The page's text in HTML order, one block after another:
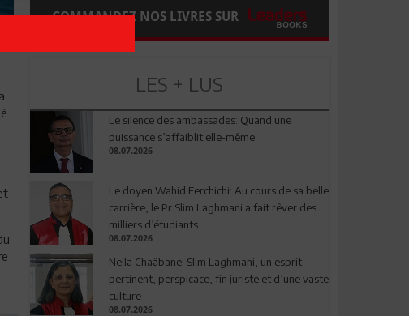
COMMANDEZ NOS LIVRES SUR
LES + LUS
Le silence des ambassades: Quand une
puissance s’affaiblit elle-même
08.07.2026
Le doyen Wahid Ferchichi: Au cours de sa belle
carrière, le Pr Slim Laghmani a fait rêver des
milliers d’étudiants
08.07.2026
Neila Chaâbane: Slim Laghmani, un esprit
pertinent, perspicace, fin juriste et d’une vaste
culture
08.07.2026